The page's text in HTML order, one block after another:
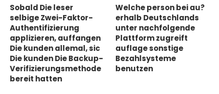
Sobald Die leser
selbige Zwei-Faktor-
Authentifizierung
applizieren, auffangen
Die kunden allemal, sic
Die kunden Die Backup-
Verifizierungsmethode
bereit hatten
Welche person bei au?
erhalb Deutschlands
unter nachfolgende
Plattform zugreift
auflage sonstige
Bezahlsysteme
benutzen